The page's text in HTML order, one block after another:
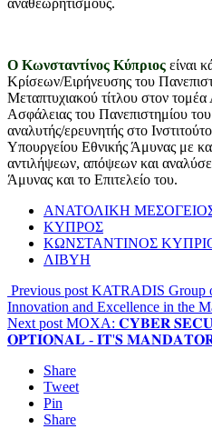
αναθεωρητισμούς.
Ο Κωνσταντίνος Κύπριος είναι
Κρίσεων/Ειρήνευσης του
Μεταπτυχιακού τίτλου στον
Ασφάλειας του Πανεπιστημίου
αναλυτής/ερευνητής στο
Υπουργείου Εθνικής Άμυνας με
αντιλήψεων, απόψεων και
Άμυνας και το Επιτελείο του.
ΑΝΑΤΟΛΙΚΗ
ΚΥΠΡΟΣ
ΚΩΝΣΤΑΝΤΙΝΟΣ
ΛΙΒΥΗ
Previous post KATRADIS Group
Innovation and Excellence in the
Next post MOXA: 𝐂𝐘𝐁𝐄𝐑
𝐎𝐏𝐓𝐈𝐎𝐍𝐀𝐋 - 𝐈𝐓'𝐒
Share
Tweet
Pin
Share